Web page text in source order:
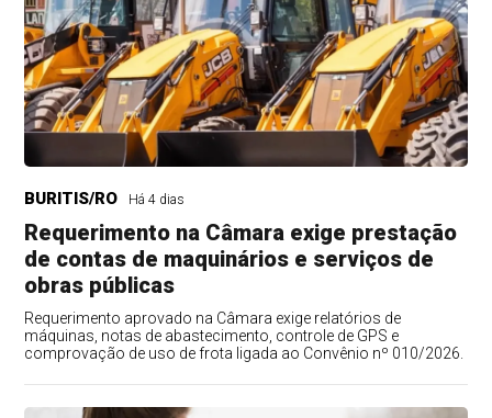
BURITIS/RO Há 4 dias
Requerimento na Câmara exige prestação
de contas de maquinários e serviços de
obras públicas
Requerimento aprovado na Câmara exige relatórios de
máquinas, notas de abastecimento, controle de GPS e
comprovação de uso de frota ligada ao Convênio nº 010/2026.